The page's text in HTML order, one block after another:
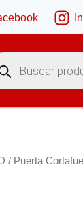
/ Puerta